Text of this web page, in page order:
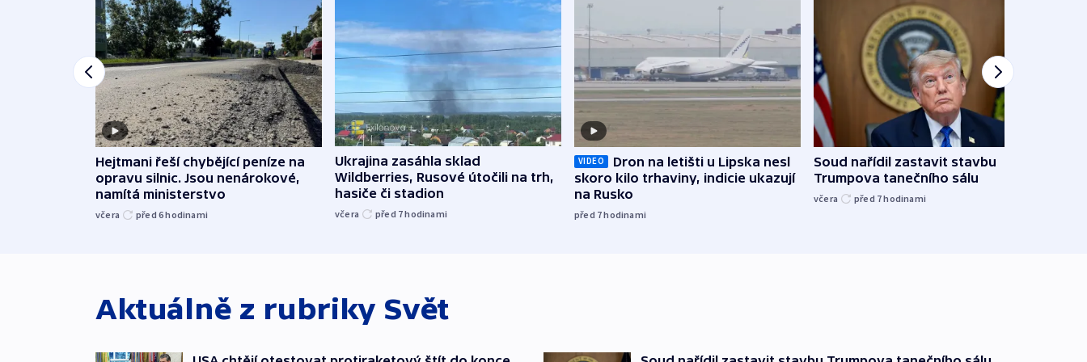
Hejtmani řeší chybějící peníze na
opravu silnic. Jsou nenárokové,
namítá ministerstvo
včera před 6hodinami
Ukrajina zasáhla sklad
Wildberries, Rusové útočili na trh,
hasiče či stadion
včera před 7hodinami
VIDEO
Dron na letišti u Lipska nesl
skoro kilo trhaviny, indicie ukazují
na Rusko
před 7hodinami
Soud nařídil zastavit stavbu
Trumpova tanečního sálu
včera před 7hodinami
Aktuálně z rubriky Svět